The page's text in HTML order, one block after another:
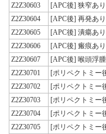
Z2Z30603
[APC後] 狭窄あり
Z2Z30604
[APC後] 再発あり
Z2Z30605
[APC後] 潰瘍あり
Z2Z30606
[APC後] 瘢痕あり
Z2Z30607
[APC後] 喉頭浮腫
Z2Z30701
[ポリペクトミー
Z2Z30702
[ポリペクトミー
Z2Z30703
[ポリペクトミー
Z2Z30704
[ポリペクトミー
Z2Z30705
[ポリペクトミー